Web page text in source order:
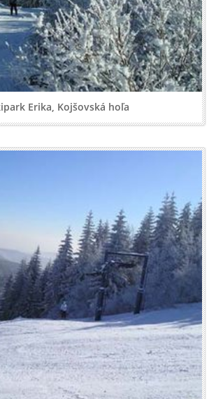
Erika, Kojšovská hoľa